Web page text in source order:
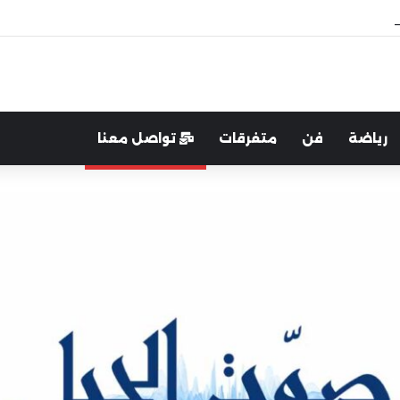
رياضة فن متفرقات تواصل معنا